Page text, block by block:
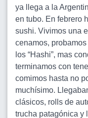
ya llega a la
en tubo. En febrero
sushi. Vivimos una
cenamos,
los “Hashi”, mas
terminamos con
comimos hasta no
muchísimo.
clásicos, rolls de
trucha patagónica y